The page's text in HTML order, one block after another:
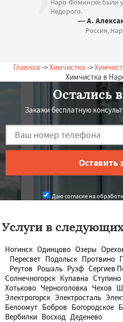
Наро-Фоминске были
Недорого.
— А.
Россия,
Главная ->Химчистка ->
Химчистка в
Остались
Закажи бесплатную
Даю согласие на
Услуги в
Ногинск Одинцово Озеры
Пересвет Подольск Протвино
Реутов Рошаль Рузф Сергиев
Солнечногорск Купавна Ступино
Хотьково Черноголовка Чехов
Электрогорск Электросталь
Белоомут Бобров Богородское
Вербилки Восход Деденево